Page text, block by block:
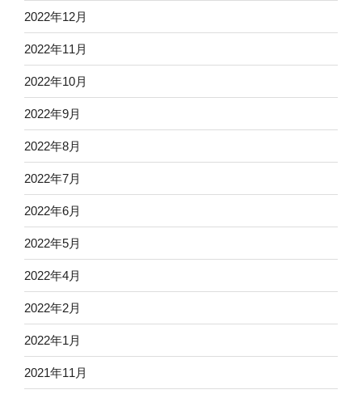
2022年12月
2022年11月
2022年10月
2022年9月
2022年8月
2022年7月
2022年6月
2022年5月
2022年4月
2022年2月
2022年1月
2021年11月